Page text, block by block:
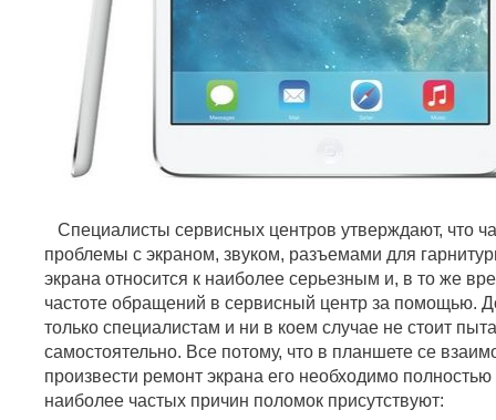
Специалисты сервисных центров утверждают, что
проблемы с экраном, звуком, разъемами для
экрана относится к наиболее серьезным и, в то же
частоте обращений в сервисный центр за помощью.
только специалистам и ни в коем случае не стоит
самостоятельно. Все потому, что в планшете се
произвести ремонт экрана его необходимо
наиболее частых причин поломок присутствуют: